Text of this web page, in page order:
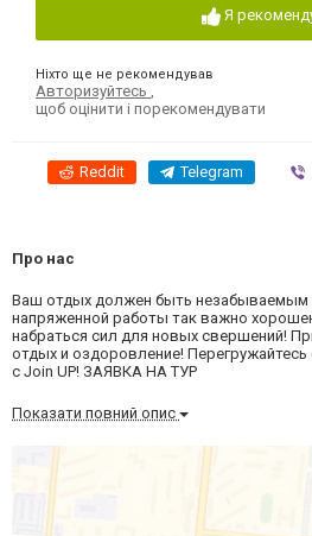
Я
Ніхто ще не рекомендував
Авторизуйтесь
щоб оцінити і порекомендувати
Reddit Telegram
Про нас
Ваш отдых должен быть
напряженной работы так важно
набраться сил для новых свершений!
отдых и оздоровление! Перегружайтесь
с Join UP! ЗАЯВКА НА ТУР
Показати повний опис